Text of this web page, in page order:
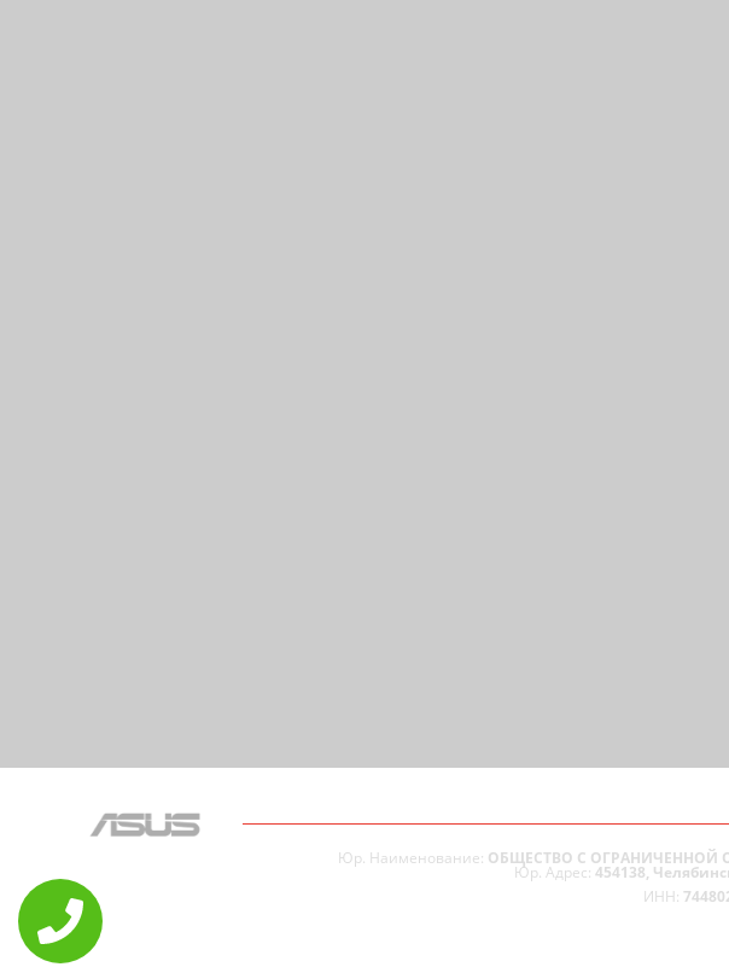
Юр. Наименование: ОБЩЕСТВО С ОГРАНИЧЕННОЙ
Юр. Адрес: 454138,
ИНН: